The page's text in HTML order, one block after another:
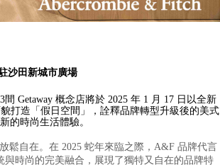
沙田新城市廣場
Getaway 概念店將於 2025 年 1 月 17 日以全新
打造「假日空間」， 詮釋品牌轉型升級後的美式
的時尚生活體驗。
鬆自在。 在 2025 蛇年來臨之際，A&F 品牌代言
時尚的完美融合， 展現了獨特又自在的品牌特